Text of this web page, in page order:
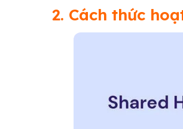
2. Cách thức